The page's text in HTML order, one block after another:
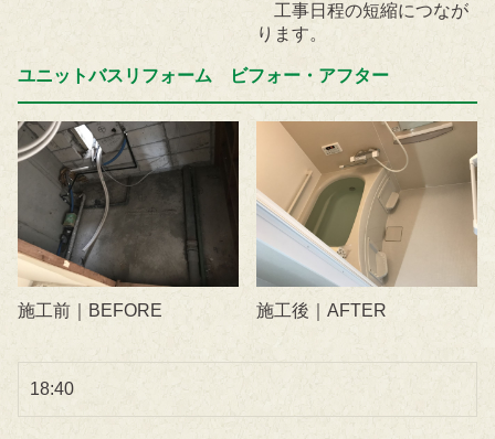
工事日程の短縮につなが
ります。
ユニットバスリフォーム ビフォー・アフター
施工前｜BEFORE 施工後｜AFTER
18:40